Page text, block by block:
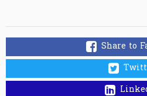
Share to